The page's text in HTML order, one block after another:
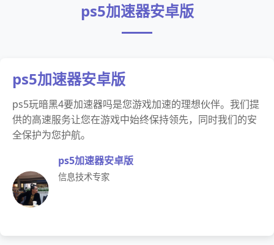
ps5加速器安卓版
ps5加速器安卓版
ps5玩暗黑4要加速器吗是您游戏加速的理想伙伴。我们提
供的高速服务让您在游戏中始终保持领先，同时我们的安
全保护为您护航。
ps5加速器安卓版
信息技术专家